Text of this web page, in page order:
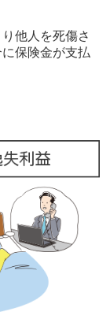
他人を死傷さ
保険金が支払